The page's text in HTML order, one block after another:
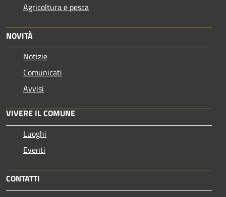
Agricoltura e pesca
NOVITÀ
Notizie
Comunicati
Avvisi
VIVERE IL COMUNE
Luoghi
Eventi
CONTATTI